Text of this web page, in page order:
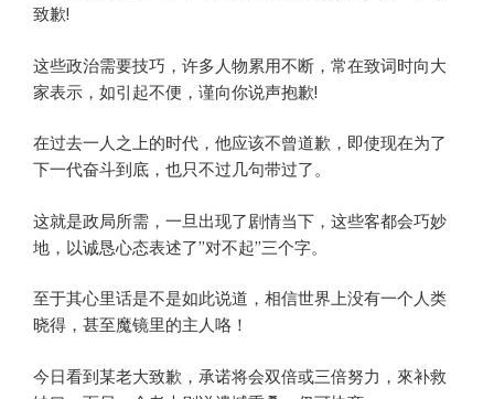
致歉!
这些政治需要技巧，许多人物累用不断，常在致词时向大
家表示，如引起不便，谨向你说声抱歉!
在过去一人之上的时代，他应该不曾道歉，即使现在为了
下一代奋斗到底，也只不过几句带过了。
这就是政局所需，一旦出现了剧情当下，这些客都会巧妙
地，以诚恳心态表述了”对不起”三个字。
至于其心里话是不是如此说道，相信世界上没有一个人类
晓得，甚至魔镜里的主人咯！
今日看到某老大致歉，承诺将会双倍或三倍努力，來补救